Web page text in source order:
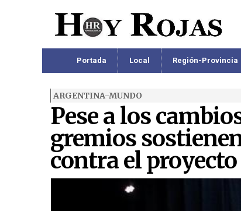
Portada Local Región-Provincia
ARGENTINA-MUNDO
Pese a los
gremios
contra el